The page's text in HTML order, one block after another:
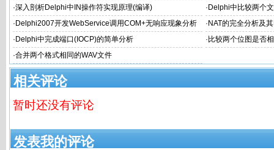
·深入剖析Delphi中IN操作符实现原理(编译) · Delphi中比较两个
· Delphi2007开发WebService调用COM+无响应现象分析 · NAT的完全分析及
· Delphi中完成端口(IOCP)的简单分析 · 比较两个位图是否
·合并两个格式相同的WAV文件
相关评论
暂时还没有评论
发表我的评论